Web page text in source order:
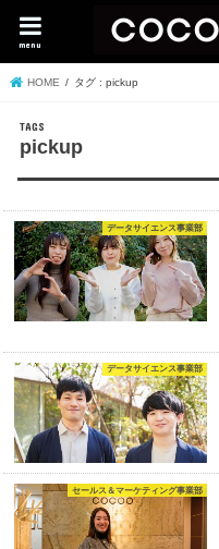
menu
HOME タグ : pickup
pickup
データサイエンス事業部
データサイエンス事業部
セールス＆マーケティング事業部